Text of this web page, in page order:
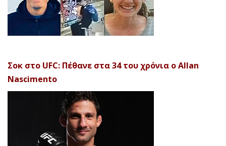
Σοκ στο UFC: Πέθανε στα 34 του χρόνια ο Allan
Nascimento